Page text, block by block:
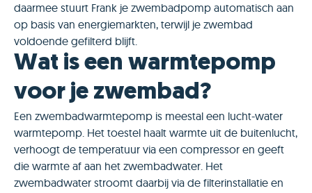
daarmee stuurt Frank je zwembadpomp automatisch aan
op basis van energiemarkten, terwijl je zwembad
voldoende gefilterd blijft.
Wat is een warmtepomp
voor je zwembad?
Een zwembadwarmtepomp is meestal een lucht-water
warmtepomp. Het toestel haalt warmte uit de buitenlucht,
verhoogt de temperatuur via een compressor en geeft
die warmte af aan het zwembadwater. Het
zwembadwater stroomt daarbij via de filterinstallatie en